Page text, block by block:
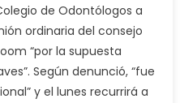
de Odontólogos a
ordinaria del consejo
“por la supuesta
Según denunció, “fue
y el lunes recurrirá a